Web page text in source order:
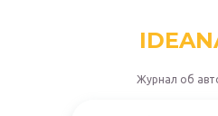
Журнал об